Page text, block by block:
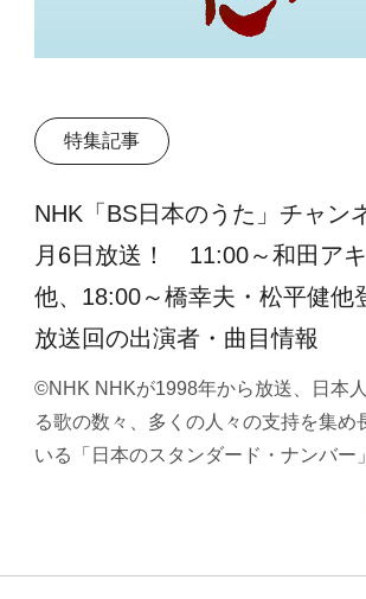
特集記事
NHK「BS日本のうた」チャン
月6日放送！ 11:00～和田ア
他、18:00～橋幸夫・松平健
放送回の出演者・曲目情報
©NHK NHKが1998年から放送、日本
る歌の数々、多くの人々の支持を集め
いる「日本のスタンダード・ナンバ